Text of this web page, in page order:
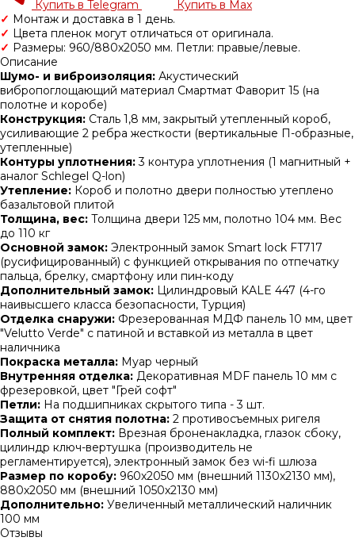
Купить в Telegram
Купить в Max
✓ Монтаж и доставка в 1 день.
✓ Цвета пленок могут отличаться от оригинала.
✓ Размеры: 960/880х2050 мм. Петли: правые/левые.
Описание
Шумо- и виброизоляция: Акустический
вибропоглощающий материал Смартмат Фаворит 15 (на
полотне и коробе)
Конструкция: Сталь 1,8 мм, закрытый утепленный короб,
усиливающие 2 ребра жесткости (вертикальные П-образные,
утепленные)
Контуры уплотнения:3 контура уплотнения (1 магнитный +
аналог Schlegel Q-lon)
Утепление: Короб и полотно двери полностью утеплено
базальтовой плитой
Толщина, вес: Толщина двери 125 мм, полотно 104 мм. Вес
до 110 кг
Основной замок: Электронный замок Smart lock FT717
(русифицированный) с функцией открывания по отпечатку
пальца, брелку, смартфону или пин-коду
Дополнительный замок: Цилиндровый KALE 447 (4-го
наивысшего класса безопасности, Турция)
Отделка снаружи: Фрезерованная МДФ панель 10 мм, цвет
"Velutto Verde" с патиной и вставкой из металла в цвет
наличника
Покраска металла: Муар черный
Внутренняя отделка: Декоративная MDF панель 10 мм с
фрезеровкой, цвет "Грей софт"
Петли: На подшипниках скрытого типа - 3 шт.
Защита от снятия полотна: 2 противосъемных ригеля
Полный комплект: Врезная броненакладка, глазок сбоку,
цилиндр ключ-вертушка (производитель не
регламентируется), электронный замок без wi-fi шлюза
Размер по коробу: 960х2050 мм (внешний 1130х2130 мм),
880х2050 мм (внешний 1050х2130 мм)
Дополнительно: Увеличенный металлический наличник
100 мм
Отзывы